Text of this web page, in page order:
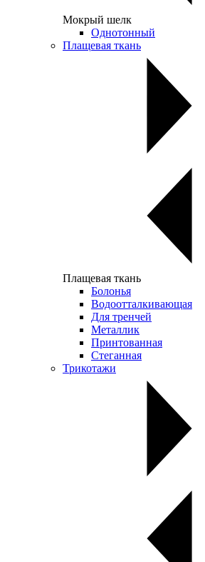
Мокрый шелк
Однотонный
Плащевая ткань
Плащевая ткань
Болонья
Водоотталкивающая
Для тренчей
Металлик
Принтованная
Стеганная
Трикотажи